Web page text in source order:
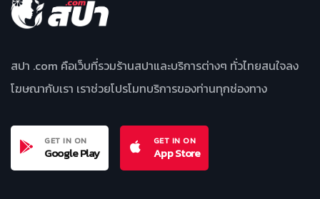
สปา .com คือเว็บที่รวมร้านสปาและบริการต่างๆ ทั่วไทยสนใจลง
โฆษณากับเรา เราช่วยโปรโมทบริการของท่านทุกช่องทาง
GET IN ON
Google Play
GET IN ON
App Store